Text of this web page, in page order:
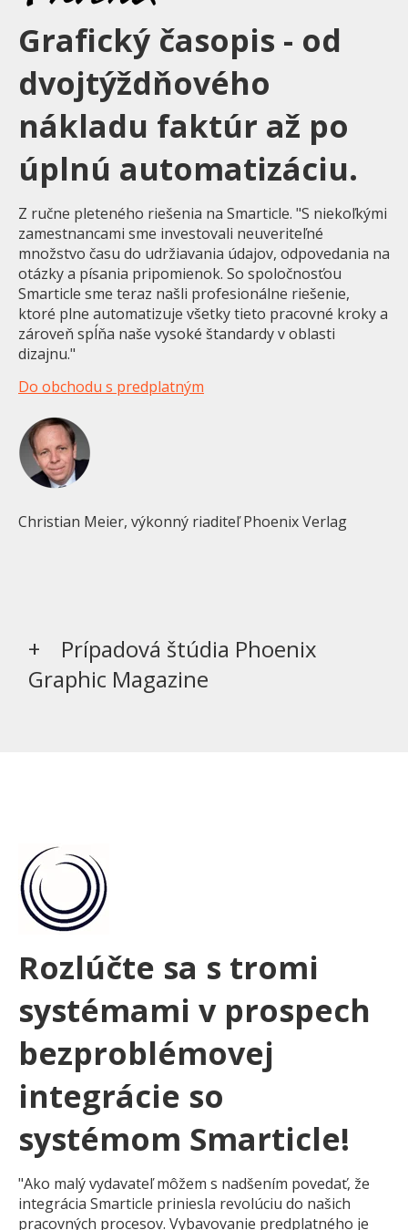
Grafický časopis - od
dvojtýždňového
nákladu faktúr až po
úplnú automatizáciu.
Z ručne pleteného riešenia na Smarticle. "S niekoľkými
zamestnancami sme investovali neuveriteľné
množstvo času do udržiavania údajov, odpovedania na
otázky a písania pripomienok. So spoločnosťou
Smarticle sme teraz našli profesionálne riešenie,
ktoré plne automatizuje všetky tieto pracovné kroky a
zároveň spĺňa naše vysoké štandardy v oblasti
dizajnu."
Do obchodu s predplatným
Christian Meier, výkonný riaditeľ Phoenix Verlag
Prípadová štúdia Phoenix
Graphic Magazine
Rozlúčte sa s tromi
systémami v prospech
bezproblémovej
integrácie so
systémom Smarticle!
"Ako malý vydavateľ môžem s nadšením povedať, že
integrácia Smarticle priniesla revolúciu do našich
pracovných procesov. Vybavovanie predplatného je